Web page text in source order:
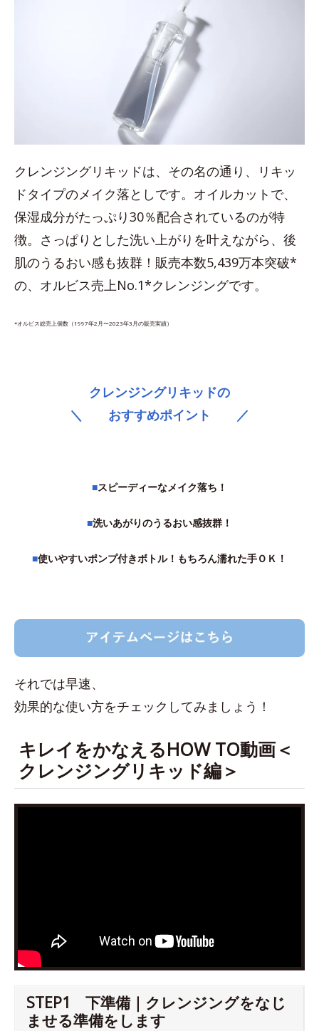
クレンジングリキッドは、その名の通り、リキッ
ドタイプのメイク落としです。オイルカットで、
保湿成分がたっぷり30％配合されているのが特
徴。さっぱりとした洗い上がりを叶えながら、後
肌のうるおい感も抜群！販売本数5,439万本突破*
の、オルビス売上No.1*クレンジングです。
*オルビス総売上個数（1997年2月〜2023年3月の販売実績）
クレンジングリキッドの
＼ おすすめポイント ／
■スピーディーなメイク落ち！
■洗いあがりのうるおい感抜群！
■使いやすいポンプ付きボトル！もちろん濡れた手ＯＫ！
それでは早速、
効果的な使い方をチェックしてみましょう！
キレイをかなえるHOW TO動画＜
クレンジングリキッド編＞
STEP1 下準備｜クレンジングをなじ
ませる準備をします